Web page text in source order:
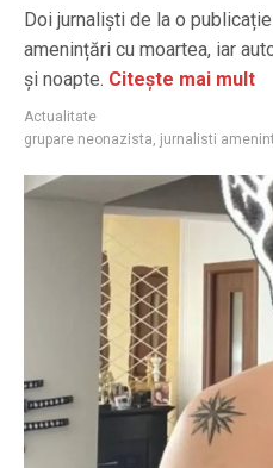
Doi jurnaliști de la o
amenințări cu moartea, iar
și noapte. Citește mai mult
Actualitate
grupare neonazista, jurnalisti